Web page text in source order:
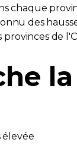
chaque
des
provinces de